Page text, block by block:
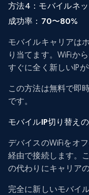
方法4：モバイルネ
成功率：70〜80%
モバイルキャリアは
り当てます。WiFiか
すぐに全く新しいIPが
この方法は無料で即
です。
モバイルIP切り替えの
デバイスのWiFiをオ
経由で接続します。
の代わりにキャリア
完全に新しいモバイ